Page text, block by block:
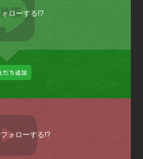
ローする!?
ォローする!?